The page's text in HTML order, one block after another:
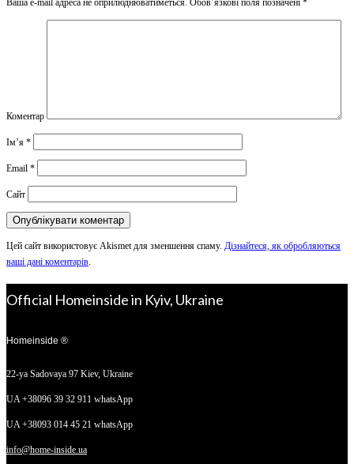
Ваша e-mail адреса не оприлюднюватиметься. Обов’язкові поля позначені *
Коментар
Ім’я *
Email *
Сайт
Цей сайт використовує Akismet для зменшення спаму. Дізнайтеся, як обробляються
ваші дані коментарів.
Official Homeinside in Kyiv, Ukraine
Homeinside ®
22-ya Sadovaya 97 Kiev, Ukraine
UA +38096 39 32 911 whatsApp
UA +38093 014 45 21 whatsApp
info@home-inside.ua